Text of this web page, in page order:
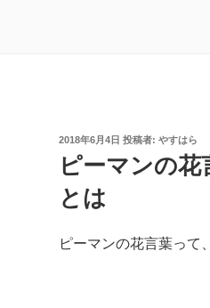
投
日:
2018年6月4日 投稿者: やすはら
ピーマンの花
とは
ピーマンの花言葉って